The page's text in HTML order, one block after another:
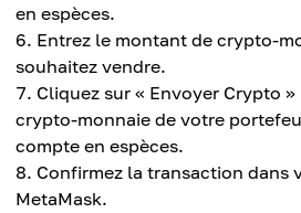
en espèces.
Entrez le montant de crypto-
souhaitez vendre.
Cliquez sur « Envoyer Crypto
crypto-monnaie de votre
compte en espèces.
Confirmez la transaction dans
MetaMask.